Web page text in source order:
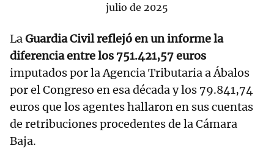
julio de 2025
LaGuardia Civil reflejó en un informe la
diferencia entre los 751.421,57 euros
imputados por la Agencia Tributaria a Ábalos
por el Congreso en esa década y los 79.841,74
euros que los agentes hallaron en sus cuentas
de retribuciones procedentes de la Cámara
Baja.